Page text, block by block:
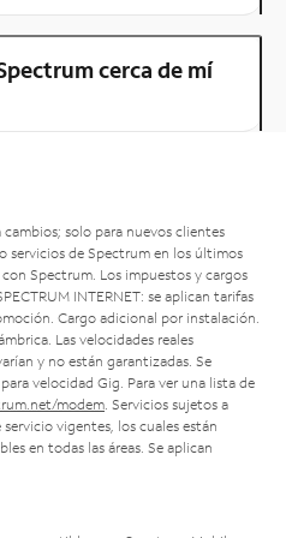
cerca de mí
solo para nuevos clientes
servicios de Spectrum en los últimos
Spectrum. Los impuestos y cargos
INTERNET: se aplican tarifas
Cargo adicional por instalación.
Las velocidades reales
y no están garantizadas. Se
velocidad Gig. Para ver una lista de
modem . Servicios sujetos a
vigentes, los cuales están
en todas las áreas. Se aplican